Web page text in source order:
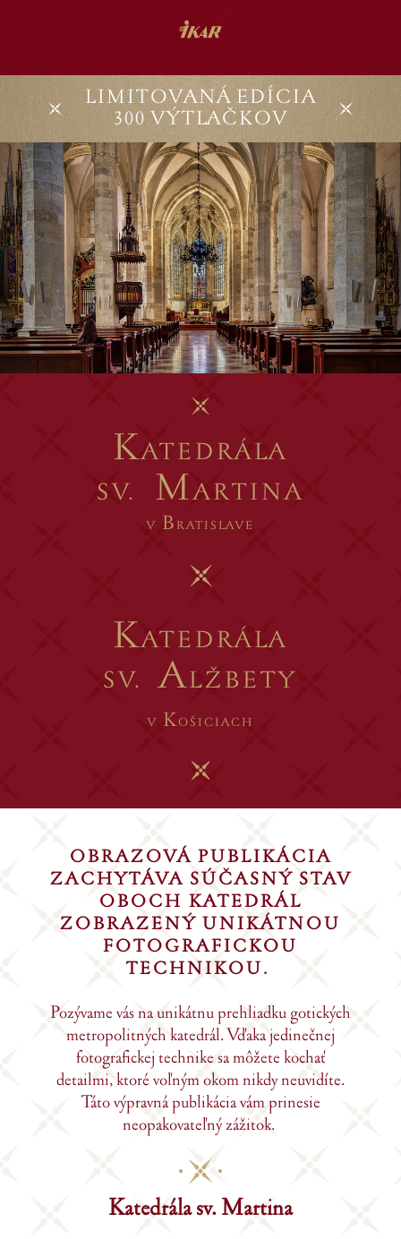
LIMITOVANÁ EDÍCIA
300 VÝTLAČKOV
KATEDRÁLA
SV.
MARTINA
V B RATISLAVE
KATEDRÁLA
SV.
ALŽBETY
V KOŠICIACH
OBRAZOVÁ PUBLIKÁCIA
ZACHYTÁVA SÚČASNÝ STAV
OBOCH KATEDRÁL
ZOBRAZENÝ UNIKÁTNOU
FOTOGRAFICKOU
TECHNIKOU.
Pozývame vás na unikátnu prehliadku gotických
metropolitných katedrál. Vďaka jedinečnej
fotografickej technike sa môžete kochať
detailmi, ktoré voľným okom nikdy neuvidíte.
Táto výpravná publikácia vám prinesie
neopakovateľný zážitok.
Katedrála sv. Martina